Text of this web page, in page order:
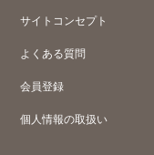
サイトコンセプト
よくある質問
会員登録
個人情報の取扱い